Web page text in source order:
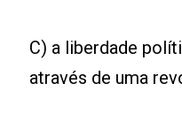
C) a liberdade
através de uma